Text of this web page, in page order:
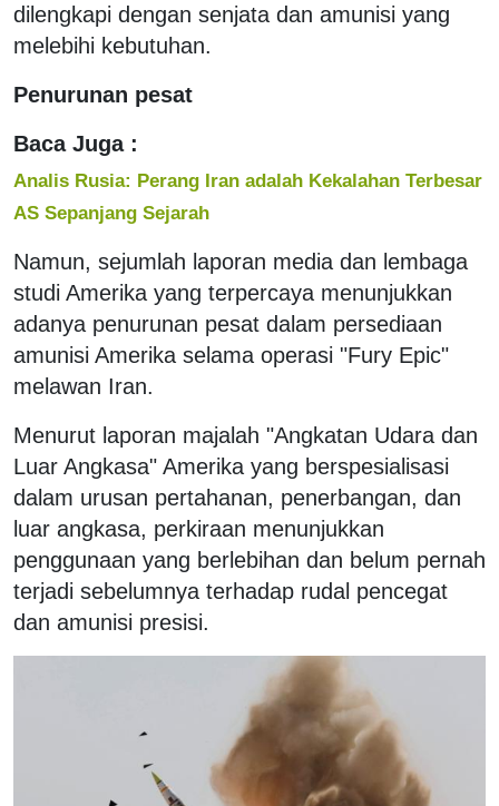
dilengkapi dengan senjata dan amunisi yang
melebihi kebutuhan.
Penurunan pesat
Baca Juga :
Analis Rusia: Perang Iran adalah Kekalahan Terbesar
AS Sepanjang Sejarah
Namun, sejumlah laporan media dan lembaga
studi Amerika yang terpercaya menunjukkan
adanya penurunan pesat dalam persediaan
amunisi Amerika selama operasi "Fury Epic"
melawan Iran.
Menurut laporan majalah "Angkatan Udara dan
Luar Angkasa" Amerika yang berspesialisasi
dalam urusan pertahanan, penerbangan, dan
luar angkasa, perkiraan menunjukkan
penggunaan yang berlebihan dan belum pernah
terjadi sebelumnya terhadap rudal pencegat
dan amunisi presisi.